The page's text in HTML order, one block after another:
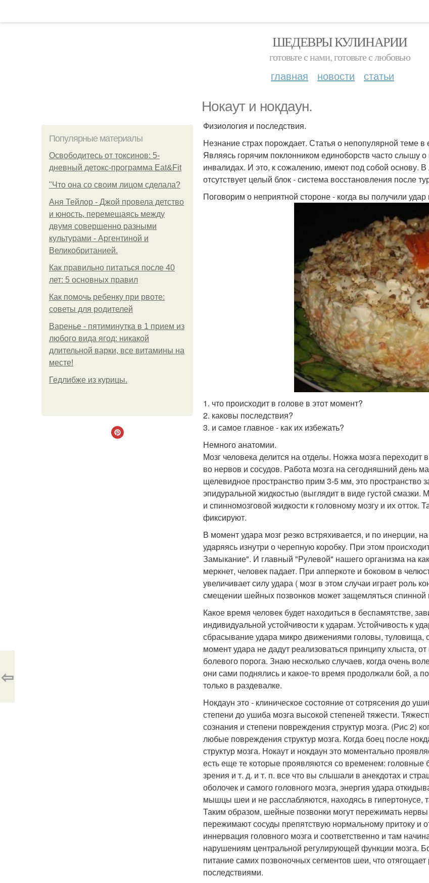
ШЕДЕВРЫ КУЛИНАРИИ
готовьте с нами, готовьте с любовью
главная новости статьи
Нокаут и нокдаун.
Популярные материалы
Освободитесь от токсинов: 5-
дневный детокс-программа Eat&Fit
"Что она со своим лицом сделала?
Аня Тейлор - Джой провела детство
и юность, перемещаясь между
двумя совершенно разными
культурами - Аргентиной и
Великобританией.
Как правильно питаться после 40
лет: 5 основных правил
Как помочь ребенку при рвоте:
советы для родителей
Варенье - пятиминутка в 1 прием из
любого вида ягод: никакой
длительной варки, все витамины на
месте!
Гедлибже из курицы.
Физиология и последствия.
Незнание страх порождает. Статья о непопулярной теме
Являясь горячим поклонником единоборств часто слышу
инвалидах. И это, к сожалению, имеют под собой основу.
отсутствует целый блок - система восстановления после
Поговорим о неприятной стороне - когда вы получили
1. что происходит в голове в этот момент?
2. каковы последствия?
3. и самое главное - как их избежать?
Немного анатомии.
Мозг человека делится на отделы. Ножка мозга
во нервов и сосудов. Работа мозга на сегодняшний день
щелевидное пространство прим 3-5 мм, это пространство
эпидуральной жидкостью (выглядит в виде густой
и спинномозговой жидкости к головному мозгу и их отток.
фиксируют.
В момент удара мозг резко встряхивается, и по инерции,
ударяясь изнутри о черепную коробку. При этом
Замыкание". И главный "Рулевой" нашего организма на
меркнет, человек падает. При апперкоте и боковом в
увеличивает силу удара ( мозг в этом случаи играет роль
смещении шейных позвонков может защемляться спинной
Какое время человек будет находиться в беспамятстве,
индивидуальной устойчивости к ударам. Устойчивость к
сбрасывание удара микро движениями головы,
момент удара не дадут реализоваться принципу хлыста,
болевого порога. Знаю несколько случаев, когда очень
они сами поднялись и какое-то время продолжали бой, а
только в раздевалке.
Нокдаун это - клиническое состояние от сотрясения до
степени до ушиба мозга высокой степеней тяжести.
сознания и степени повреждения структур мозга. (Рис 2)
любые повреждения структур мозга. Когда боец после
структур мозга. Нокаут и нокдаун это моментально
есть еще те которые проявляются со временем:
зрения и т. д. и т. п. все что вы слышали в анекдотах и
оболочек и самого головного мозга, энергия удара
мышцы шеи и не расслабляются, находясь в гипертонусе,
Таким образом, шейные позвонки могут пережимать
пережимают сосуды препятствую нормальному притоку и
иннервация головного мозга и соответственно и там
нарушениям центральной регулирующей функции
питание самих позвоночных сегментов шеи, что
последствиями.
⇦